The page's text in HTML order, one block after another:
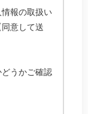
報の取扱い
意して送
うかご確認